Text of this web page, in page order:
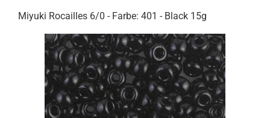
Miyuki Rocailles 6/0 - Farbe: 401 - Black 15g